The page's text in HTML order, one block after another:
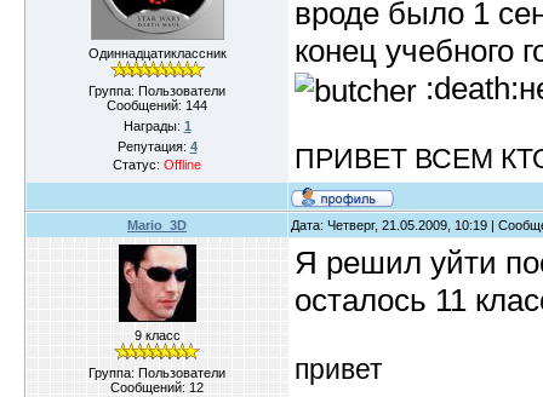
Одиннадцатиклассник
Группа: Пользователи
Сообщений: 144
Награды: 1
Репутация: 4
Статус: Offline
вроде было 1
конец учебного
ПРИВЕТ ВСЕМ
Mario_3D Дата: Четверг, 21.05.2009, 10:19 |
9 класс
Группа: Пользователи
Сообщений: 12
Я решил уйти
осталось 11
привет